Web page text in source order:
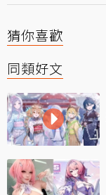
猜你喜歡
同類好文